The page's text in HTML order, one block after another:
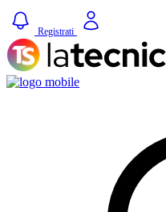
Registrati